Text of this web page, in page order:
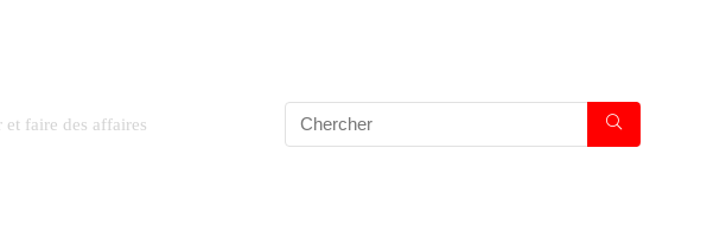
et faire des affaires